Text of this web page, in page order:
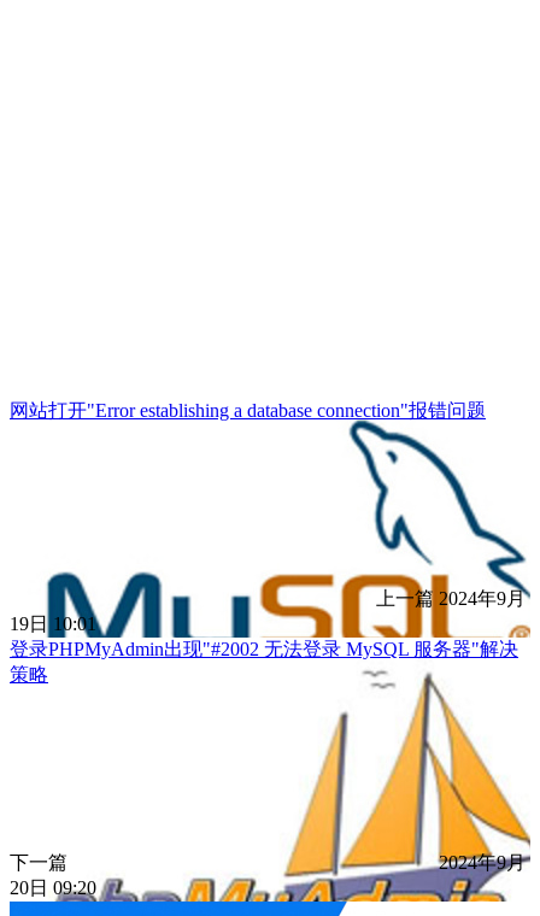
网站打开"Error establishing a database connection"报错问题
上一篇 2024年9月
19日 10:01
登录PHPMyAdmin出现"#2002 无法登录 MySQL 服务器"解决
策略
下一篇
2024年9月
20日 09:20